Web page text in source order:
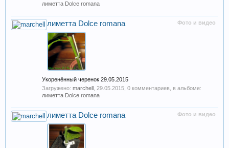
лиметта Dolce romana
Фото и видео
лиметта Dolce romana
Укоренённый черенок 29.05.2015
Загружено: marchell 29.05.2015 , 0 комментариев, в альбоме:
лиметта Dolce romana
Фото и видео
лиметта Dolce romana